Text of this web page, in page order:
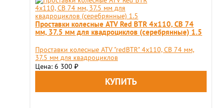
Проставки колесные ATV Red BTR 4x110, СВ 74
мм, 37.5 мм для квадроциклов (серебрянные) 1.5
Проставки колесные ATV "redBTR" 4x110, СВ 74 мм,
37.5 мм для квадроциклов
Цена: 6 300 ₽